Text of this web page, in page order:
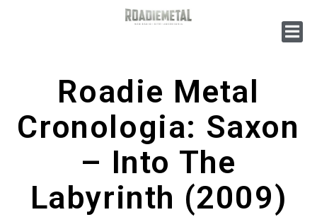
Roadie Metal
Cronologia: Saxon
– Into The
Labyrinth (2009)